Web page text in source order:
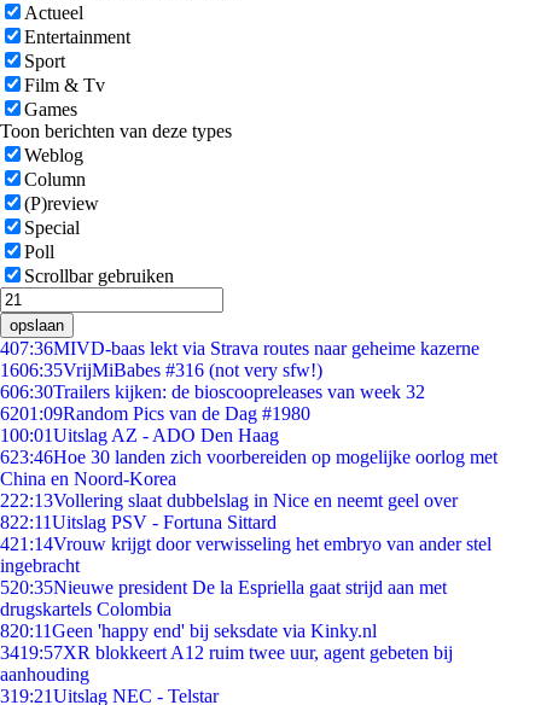
Actueel
Entertainment
Sport
Film & Tv
Games
Toon berichten van deze types
Weblog
Column
(P)review
Special
Poll
Scrollbar gebruiken
opslaan
407:36MIVD-baas lekt via Strava routes naar geheime kazerne
1606:35VrijMiBabes #316 (not very sfw!)
606:30Trailers kijken: de bioscoopreleases van week 32
6201:09Random Pics van de Dag #1980
100:01Uitslag AZ - ADO Den Haag
623:46Hoe 30 landen zich voorbereiden op mogelijke oorlog met
China en Noord-Korea
222:13Vollering slaat dubbelslag in Nice en neemt geel over
822:11Uitslag PSV - Fortuna Sittard
421:14Vrouw krijgt door verwisseling het embryo van ander stel
ingebracht
520:35Nieuwe president De la Espriella gaat strijd aan met
drugskartels Colombia
820:11Geen 'happy end' bij seksdate via Kinky.nl
3419:57XR blokkeert A12 ruim twee uur, agent gebeten bij
aanhouding
319:21Uitslag NEC - Telstar